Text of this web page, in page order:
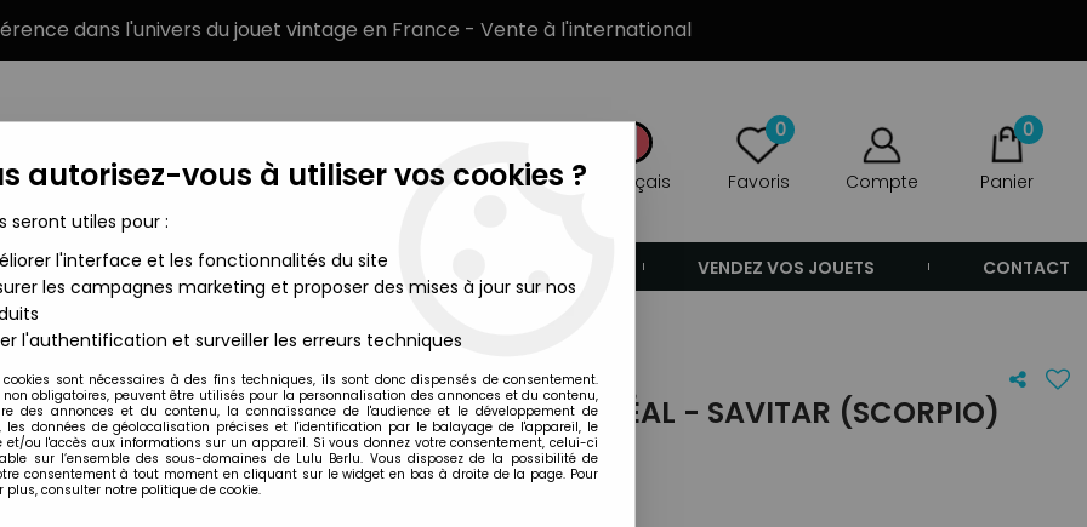
dans l'univers du jouet vintage en France - Vente à l'international
Français
0
Favoris Compte
0
Panier
MARQUES TYPE DE PRODUIT VENDEZ VOS JOUETS CONTACT
Ideal
AIGLE FORCE - MEGO-IDÉAL - SAVITAR (SCORPIO)
AR0002657
autorisez-vous à utiliser vos cookies ?
seront utiles pour :
l'interface et les fonctionnalités du site
les campagnes marketing et proposer des mises à jour sur nos
l'authentification et surveiller les erreurs techniques
cookies sont nécessaires à des fins techniques, ils sont donc dispensés de consentement.
non obligatoires, peuvent être utilisés pour la personnalisation des annonces et du contenu,
des annonces et du contenu, la connaissance de l'audience et le développement de
les données de géolocalisation précises et l'identification par le balayage de l'appareil, le
et/ou l'accès aux informations sur un appareil. Si vous donnez votre consentement, celui-ci
sur l’ensemble des sous-domaines de Lulu Berlu. Vous disposez de la possibilité de
consentement à tout moment en cliquant sur le widget en bas à droite de la page. Pour
plus, consulter notre politique de cookie.